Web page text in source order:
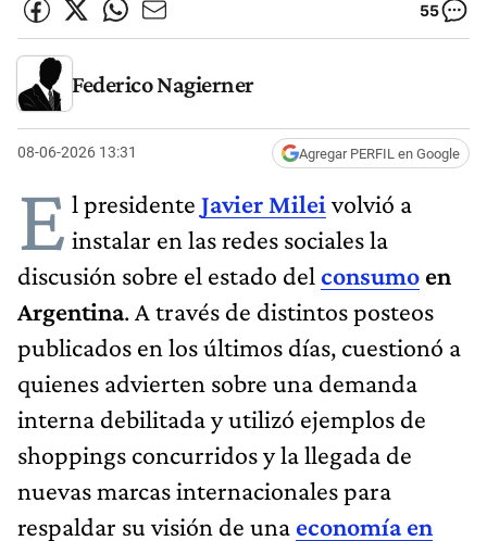
55
Federico Nagierner
08-06-2026 13:31 Agregar PERFIL en Google
E l presidente Javier Milei volvió a
instalar en las redes sociales la
discusión sobre el estado del consumo en
Argentina. A través de distintos posteos
publicados en los últimos días, cuestionó a
quienes advierten sobre una demanda
interna debilitada y utilizó ejemplos de
shoppings concurridos y la llegada de
nuevas marcas internacionales para
respaldar su visión de una economía en